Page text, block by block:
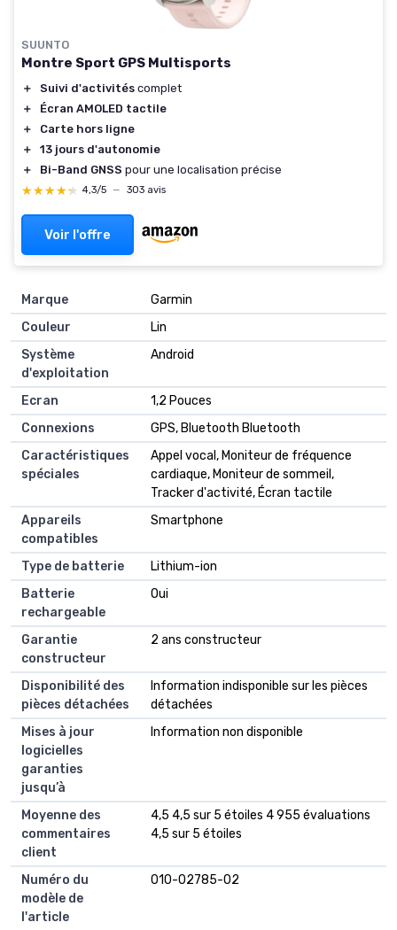
SUUNTO
Montre Sport GPS Multisports
＋ Suivi d'activités complet
＋
Écran AMOLED tactile
＋
Carte hors ligne
＋
13 jours d'autonomie
＋
Bi-Band GNSS pour une localisation précise
★★★★★
★★★★★ 4,3/5 — 303 avis
Voir l'offre
Marque
‎Garmin
Couleur
‎Lin
Système
d'exploitation
‎Android
Ecran
‎1,2 Pouces
Connexions
‎GPS, Bluetooth Bluetooth
Caractéristiques
spéciales
‎Appel vocal, Moniteur de fréquence
cardiaque, Moniteur de sommeil,
Tracker d'activité, Écran tactile
Appareils
compatibles
‎Smartphone
Type de batterie
‎Lithium-ion
Batterie
rechargeable
‎Oui
Garantie
constructeur
‎2 ans constructeur
Disponibilité des
pièces détachées
‎Information indisponible sur les pièces
détachées
Mises à jour
logicielles
garanties
jusqu’à
‎Information non disponible
Moyenne des
commentaires
client
4,5 4,5 sur 5 étoiles 4 955 évaluations
4,5 sur 5 étoiles
Numéro du
modèle de
l'article
010-02785-02